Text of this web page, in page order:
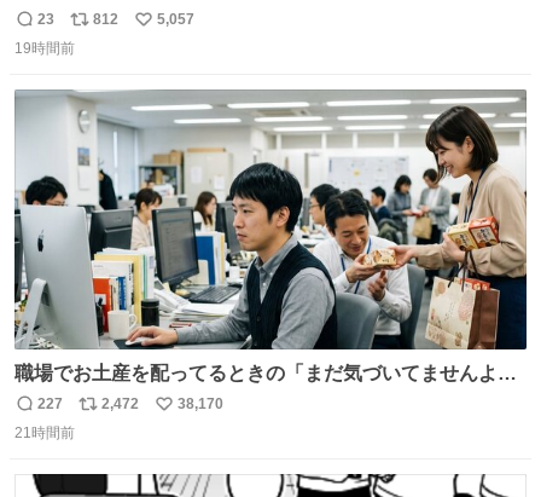
返
信
23
リ
ポ
ト
数
812
い
数
5,057
19時間前
職場でお土産を配ってるときの「まだ気づいてませんよ」
的な演技が毎回シンドい。
返
信
227
リ
ト
2,472
い
数
38,170
21時間前